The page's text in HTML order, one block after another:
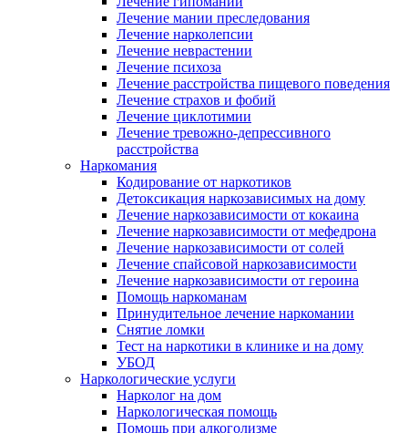
Лечение мании преследования
Лечение нарколепсии
Лечение неврастении
Лечение психоза
Лечение расстройства пищевого поведения
Лечение страхов и фобий
Лечение циклотимии
Лечение тревожно-депрессивного
расстройства
Наркомания
Кодирование от наркотиков
Детоксикация наркозависимых на дому
Лечение наркозависимости от кокаина
Лечение наркозависимости от мефедрона
Лечение наркозависимости от солей
Лечение спайсовой наркозависимости
Лечение наркозависимости от героина
Помощь наркоманам
Принудительное лечение наркомании
Снятие ломки
Тест на наркотики в клинике и на дому
УБОД
Наркологические услуги
Нарколог на дом
Наркологическая помощь
Помощь при алкоголизме